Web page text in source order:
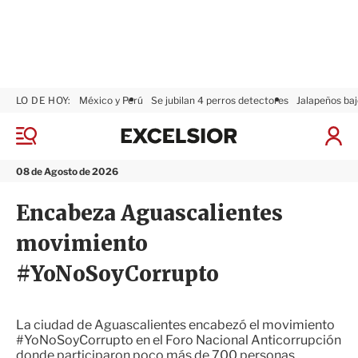
M
n
08 de Agosto de 2026
LO DE HOY: México y Perú Se jubilan 4 perros detectores Jalapeños
I
n
x
i
Encabeza Aguascalientes
movimiento
#YoNoSoyCorrupto
La ciudad de Aguascalientes encabezó el movimiento
#YoNoSoyCorrupto en el Foro Nacional Anticorrupción